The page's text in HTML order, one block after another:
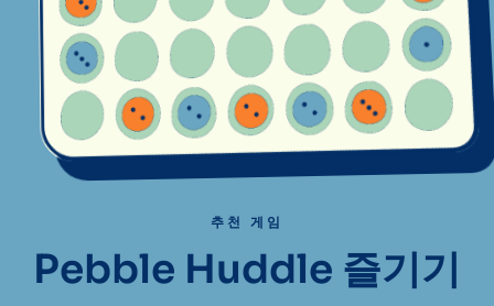
추천 게임
Pebble Huddle 즐기기